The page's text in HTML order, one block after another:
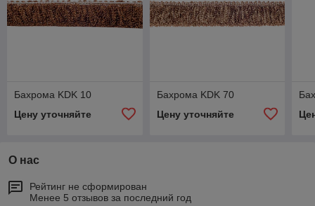
Бахрома KDK 10
Цену уточняйте
Бахрома KDK 70
Цену уточняйте
О нас
Рейтинг не сформирован
Менее 5 отзывов за последний год